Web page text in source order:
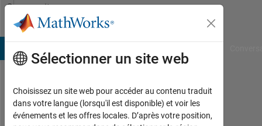
Passer au contenu
Community
Profile
Nikhil
Sélectionner un site web
Choisissez un site web pour accéder au contenu traduit
dans votre langue (lorsqu'il est disponible) et voir les
événements et les offres locales. D’après votre position,